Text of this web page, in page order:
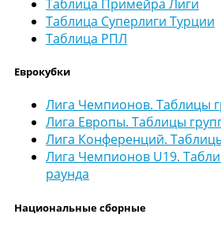
Таблица Примейра Лиги
Таблица Суперлиги Турции
Таблица РПЛ
Еврокубки
Лига Чемпионов. Таблицы
Лига Европы. Таблицы
Лига Конференций.
Лига Чемпионов U19.
раунда
Национальные сборные